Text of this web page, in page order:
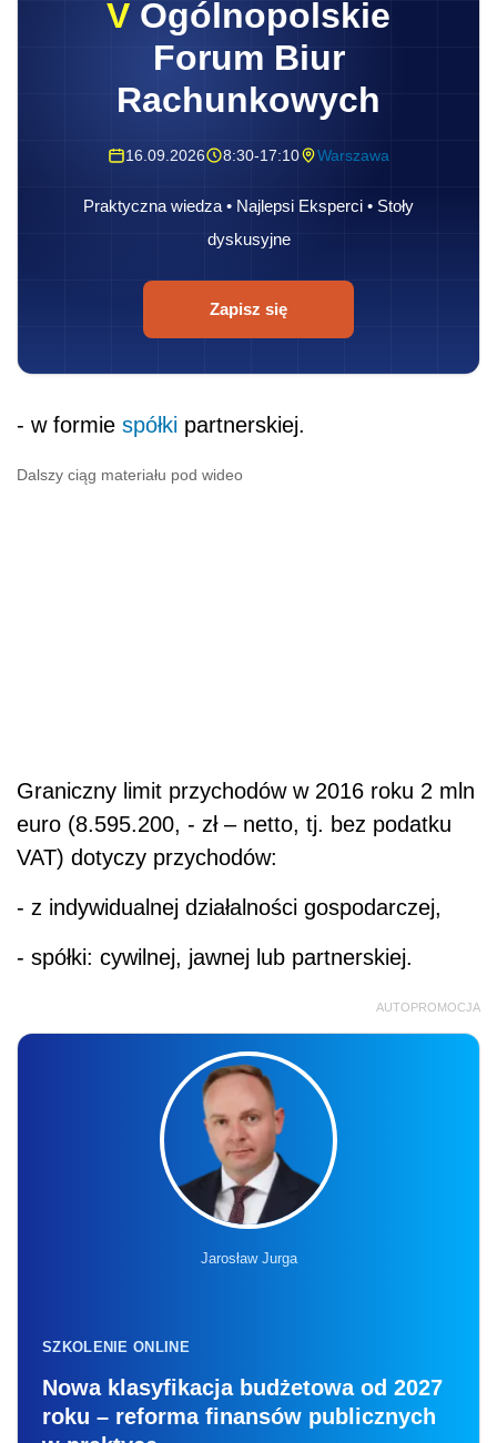
V Ogólnopolskie
Forum Biur
Rachunkowych
16.09.2026 8:30-17:10 Warszawa
Praktyczna wiedza • Najlepsi Eksperci • Stoły
dyskusyjne
Zapisz się
- w formie spółki partnerskiej.
Dalszy ciąg materiału pod wideo
Graniczny limit przychodów w 2016 roku 2 mln
euro (8.595.200, - zł – netto, tj. bez podatku
VAT) dotyczy przychodów:
- z indywidualnej działalności gospodarczej,
- spółki: cywilnej, jawnej lub partnerskiej.
AUTOPROMOCJA
Jarosław Jurga
SZKOLENIE ONLINE
Nowa klasyfikacja budżetowa od 2027
roku – reforma finansów publicznych